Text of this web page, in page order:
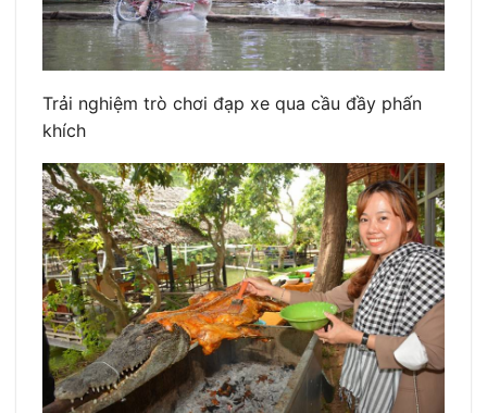
Trải nghiệm trò chơi đạp xe qua cầu đầy phấn
khích